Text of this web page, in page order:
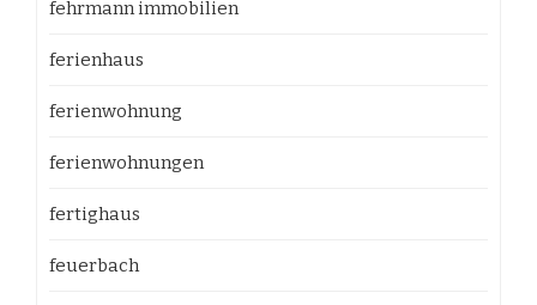
fehrmann immobilien
ferienhaus
ferienwohnung
ferienwohnungen
fertighaus
feuerbach